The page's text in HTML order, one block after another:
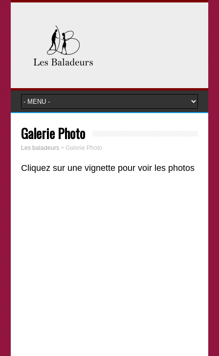
Galerie Photo
Les baladeurs> Galerie Photo
Cliquez sur une vignette pour voir les photos